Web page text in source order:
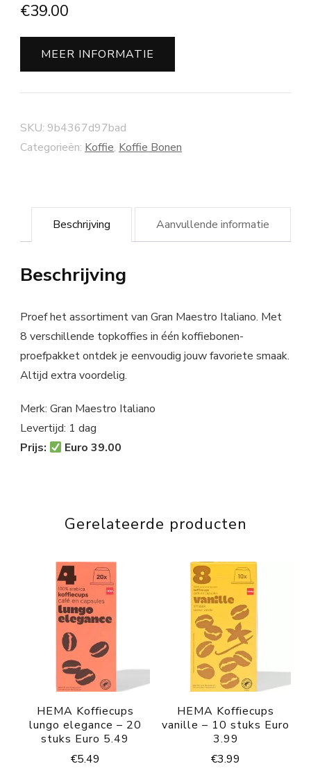
€39.00
MEER INFORMATIE
SKU: 9b4367d97bad
Categorieën: Koffie, Koffie Bonen
Beschrijving Aanvullende informatie
Beschrijving
Proef het assortiment van Gran Maestro Italiano. Met
8 verschillende topkoffies in één koffiebonen-
proefpakket ontdek je eenvoudig jouw favoriete smaak.
Altijd extra voordelig.
Merk: Gran Maestro Italiano
Levertijd: 1 dag
Prijs:
Euro 39.00
Gerelateerde producten
HEMA Koffiecups
lungo elegance – 20
stuks Euro 5.49
€5.49
HEMA Koffiecups
vanille – 10 stuks Euro
3.99
€3.99